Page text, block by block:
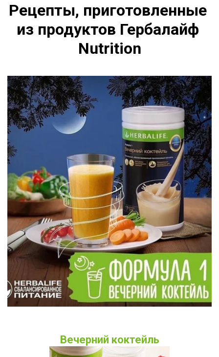
Рецепты, приготовленные
из продуктов Гербалайф
Nutrition
Вечерний коктейль